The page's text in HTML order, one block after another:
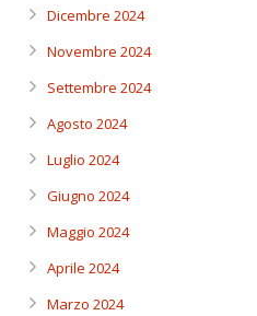
Dicembre 2024
Novembre 2024
Settembre 2024
Agosto 2024
Luglio 2024
Giugno 2024
Maggio 2024
Aprile 2024
Marzo 2024